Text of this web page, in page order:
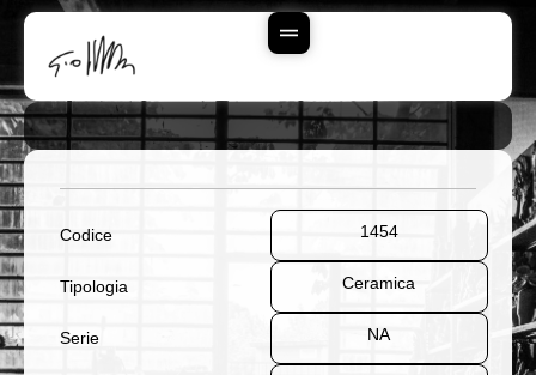
Contenuto
Codice 1454
Tipologia Ceramica
Serie NA